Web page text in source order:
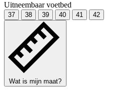
Uitneembaar voetbed
37 38 39 40 41 42
Wat is mijn maat?